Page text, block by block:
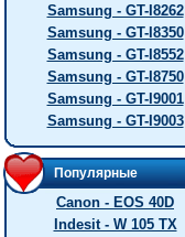
Samsung - GT-I8262
Samsung - GT-I8350
Samsung - GT-I8552
Samsung - GT-I8750
Samsung - GT-I9001
Samsung - GT-I9003
Популярные
Canon - EOS 40D
Indesit - W 105 TX